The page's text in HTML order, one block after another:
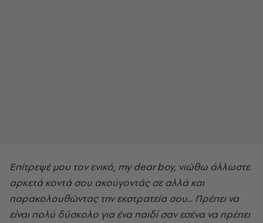
Επίτρεψέ μου τον ενικό, my dear boy, νιώθω άλλωστε
αρκετά κοντά σου ακούγοντάς σε αλλά και
παρακολουθώντας την εκστρατεία σου... Πρέπει να
είναι πολύ δύσκολο για ένα παιδί σαν εσένα να πρέπει